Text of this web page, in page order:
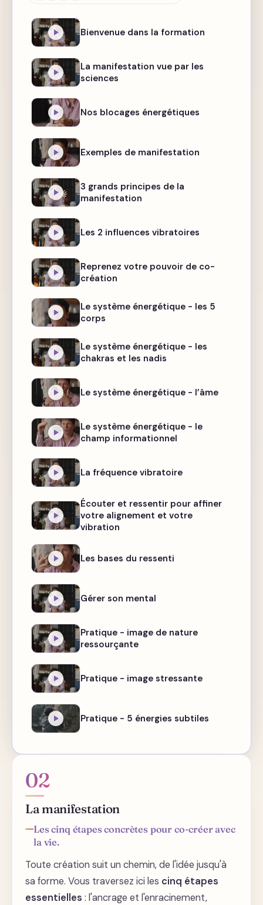
Bienvenue dans la formation
La manifestation vue par les
sciences
Nos blocages énergétiques
Exemples de manifestation
3 grands principes de la
manifestation
Les 2 influences vibratoires
Reprenez votre pouvoir de co-
création
Le système énergétique - les 5
corps
Le système énergétique - les
chakras et les nadis
Le système énergétique - l’âme
Le système énergétique - le
champ informationnel
La fréquence vibratoire
Écouter et ressentir pour affiner
votre alignement et votre
vibration
Les bases du ressenti
Gérer son mental
Pratique - image de nature
ressourçante
Pratique - image stressante
Pratique - 5 énergies subtiles
02
La manifestation
Les cinq étapes concrètes pour co-créer avec
la vie.
Toute création suit un chemin, de l'idée jusqu'à
sa forme. Vous traversez ici les cinq étapes
essentielles : l'ancrage et l'enracinement,